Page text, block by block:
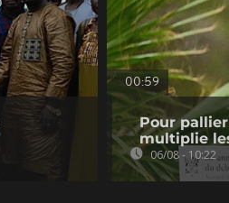
00:59
Pour pallier
multiplie
06/08 - 10:22